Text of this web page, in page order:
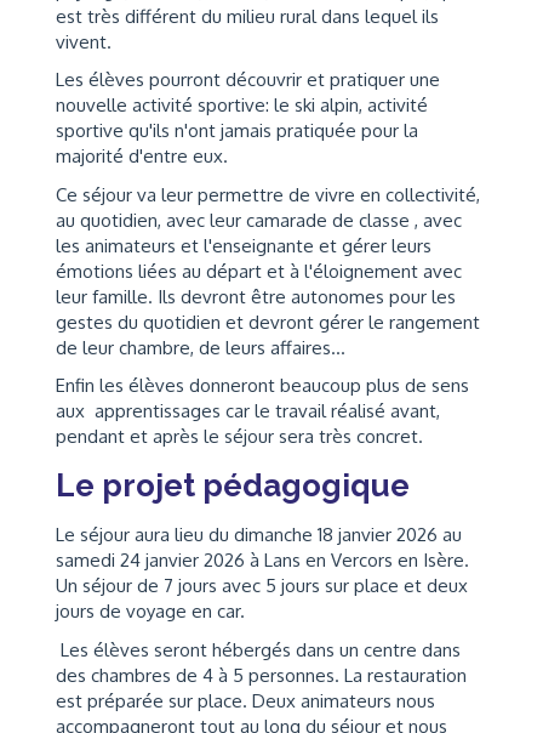
est très différent du milieu rural dans lequel ils
vivent.
Les élèves pourront découvrir et pratiquer une
nouvelle activité sportive: le ski alpin, activité
sportive qu'ils n'ont jamais pratiquée pour la
majorité d'entre eux.
Ce séjour va leur permettre de vivre en collectivité,
au quotidien, avec leur camarade de classe , avec
les animateurs et l'enseignante et gérer leurs
émotions liées au départ et à l'éloignement avec
leur famille. Ils devront être autonomes pour les
gestes du quotidien et devront gérer le rangement
de leur chambre, de leurs affaires...
Enfin les élèves donneront beaucoup plus de sens
aux apprentissages car le travail réalisé avant,
pendant et après le séjour sera très concret.
Le projet pédagogique
Le séjour aura lieu du dimanche 18 janvier 2026 au
samedi 24 janvier 2026 à Lans en Vercors en Isère.
Un séjour de 7 jours avec 5 jours sur place et deux
jours de voyage en car.
Les élèves seront hébergés dans un centre dans
des chambres de 4 à 5 personnes. La restauration
est préparée sur place. Deux animateurs nous
accompagneront tout au long du séjour et nous